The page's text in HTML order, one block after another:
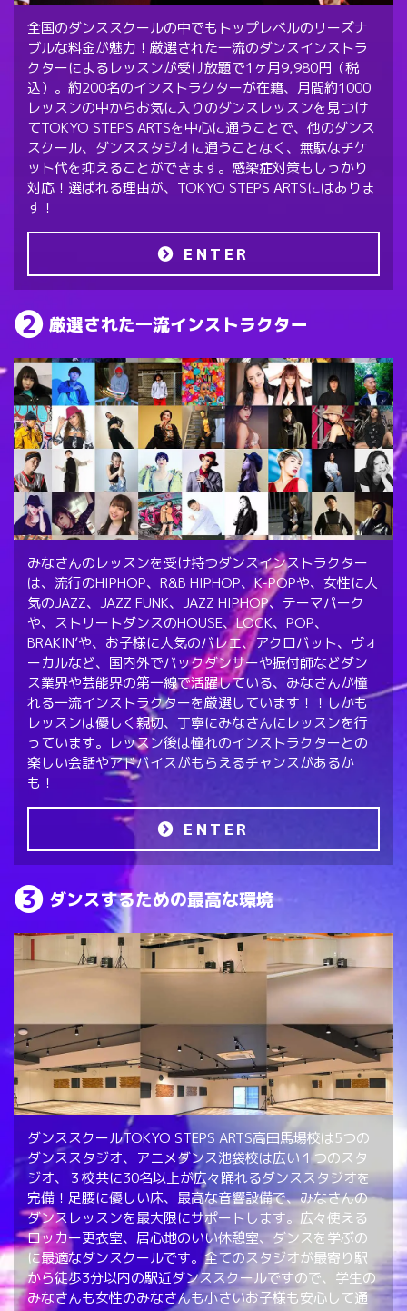
全国のダンススクールの中でもトップレベルのリーズナ
ブルな料金が魅力！厳選された一流のダンスインストラ
クターによるレッスンが受け放題で1ヶ月9,980円（税
込）。約200名のインストラクターが在籍、月間約1000
レッスンの中からお気に入りのダンスレッスンを見つけ
てTOKYO STEPS ARTSを中心に通うことで、他のダンス
スクール、ダンススタジオに通うことなく、無駄なチケ
ット代を抑えることができます。感染症対策もしっかり
対応！選ばれる理由が、TOKYO STEPS ARTSにはありま
す！
ENTER
厳選された一流インストラクター
みなさんのレッスンを受け持つダンスインストラクター
は、流行のHIPHOP、R&B HIPHOP、K-POPや、女性に人
気のJAZZ、JAZZ FUNK、JAZZ HIPHOP、テーマパーク
や、ストリートダンスのHOUSE、LOCK、POP、
BRAKIN’や、お子様に人気のバレエ、アクロバット、ヴォ
ーカルなど、国内外でバックダンサーや振付師などダン
ス業界や芸能界の第一線で活躍している、みなさんが憧
れる一流インストラクターを厳選しています！！しかも
レッスンは優しく親切、丁寧にみなさんにレッスンを行
っています。レッスン後は憧れのインストラクターとの
楽しい会話やアドバイスがもらえるチャンスがあるか
も！
ENTER
ダンスするための最高な環境
ダンススクールTOKYO STEPS ARTS高田馬場校は5つの
ダンススタジオ、アニメダンス池袋校は広い１つのスタ
ジオ、３校共に30名以上が広々踊れるダンススタジオを
完備！足腰に優しい床、最高な音響設備で、みなさんの
ダンスレッスンを最大限にサポートします。広々使える
ロッカー更衣室、居心地のいい休憩室、ダンスを学ぶの
に最適なダンスクールです。全てのスタジオが最寄り駅
から徒歩3分以内の駅近ダンススクールですので、学生の
みなさんも女性のみなさんも小さいお子様も安心して通